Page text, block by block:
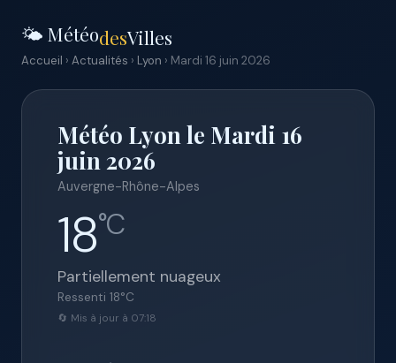
🌤️ MétéodesVilles
Accueil › Actualités › Lyon › Mardi 16 juin 2026
Météo Lyon le Mardi 16
juin 2026
Auvergne-Rhône-Alpes
18°C
Partiellement nuageux
Ressenti 18°C
🔄 Mis à jour à 07:18